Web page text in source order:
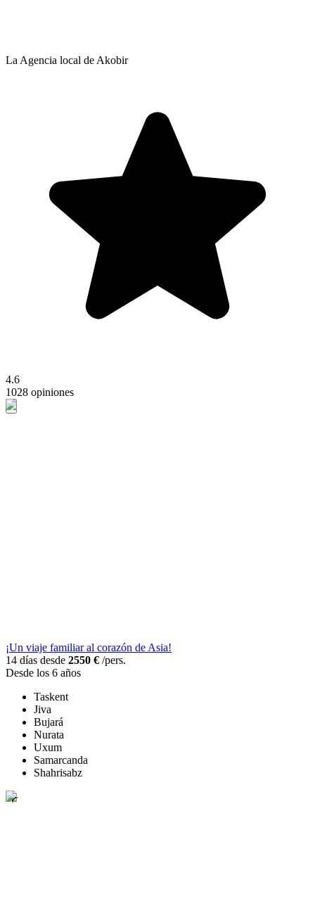
La Agencia local de Akobir
4.6
1028 opiniones
¡Un viaje familiar al corazón de Asia!
14 días desde 2550 € /pers.
Desde los 6 años
Taskent
Jiva
Bujará
Nurata
Uxum
Samarcanda
Shahrisabz